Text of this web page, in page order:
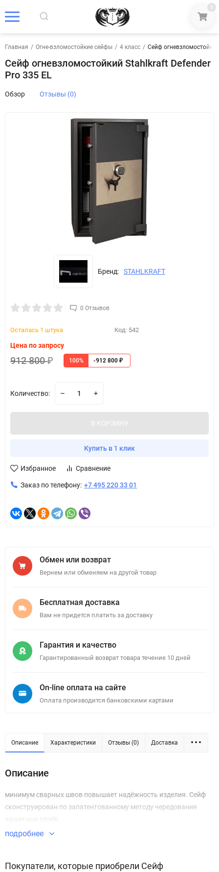
0
Главная / Огне-взломостойкие сейфы / 4 класс / Сейф
Сейф огневзломостойкий Stahlkraft Defender
Pro 335 EL
Обзор Отзывы (0)
Бренд: STAHLKRAFT
0 Отзывов
Осталась 1 штука Код: 542
Цена по запросу
912 800₽ 100% -912 800 ₽
Количество:
В КОРЗИНУ
Купить в 1 клик
Избранное Сравнение
Заказ по телефону: +7 495 220 33 01
Обмен или возврат
Вернем или обменяем на другой товар
Бесплатная доставка
Вам не придется платить за доставку
Гарантия и качество
Гарантированный возврат товара течение 10 дней
On-line оплата на сайте
Оплата производится банковскими картами
Описание Характеристики Отзывы (0) Доставка
Описание
минимум сварных швов повышает надёжность изделия. Сейф
сконструирован по запатентованному методу чередования
защитных слоёв.
подробнее
Покупатели, которые приобрели Сейф